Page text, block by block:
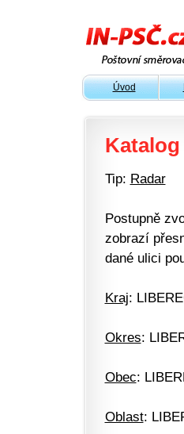
Úvod
Katalog
Tip: Radar
Postupně
zobrazí
dané ulici
Kraj:
Okres:
Obec:
Oblast: